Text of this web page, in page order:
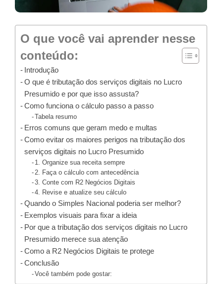
O que você vai aprender nesse
conteúdo:
Introdução
O que é tributação dos serviços digitais no Lucro
Presumido e por que isso assusta?
Como funciona o cálculo passo a passo
Tabela resumo
Erros comuns que geram medo e multas
Como evitar os maiores perigos na tributação dos
serviços digitais no Lucro Presumido
1. Organize sua receita sempre
2. Faça o cálculo com antecedência
3. Conte com R2 Negócios Digitais
4. Revise e atualize seu cálculo
Quando o Simples Nacional poderia ser melhor?
Exemplos visuais para fixar a ideia
Por que a tributação dos serviços digitais no Lucro
Presumido merece sua atenção
Como a R2 Negócios Digitais te protege
Conclusão
Você também pode gostar: